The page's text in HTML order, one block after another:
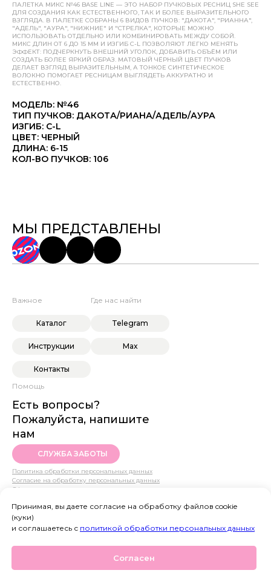
Принимая, вы даете согласие на обработку файлов cookie
(куки)
и соглашаетесь с политикой обработки персональных данных
Согласен
ПАЛЕТКА МИКС №46 BASE LINE — ЭТО НАБОР ПУЧКОВЫХ РЕСНИЦ SHE SEE
ДЛЯ СОЗДАНИЯ КАК ЕСТЕСТВЕННОГО, ТАК И БОЛЕЕ ВЫРАЗИТЕЛЬНОГО
ВЗГЛЯДА. В ПАЛЕТКЕ СОБРАНЫ 6 ВИДОВ ПУЧКОВ: "ДАКОТА", "РИАННА",
"АДЕЛЬ", "АУРА", "НИЖНИЕ" И "СТРЕЛКА", КОТОРЫЕ МОЖНО
ИСПОЛЬЗОВАТЬ ОТДЕЛЬНО ИЛИ КОМБИНИРОВАТЬ МЕЖДУ СОБОЙ.
МИКС ДЛИН ОТ 6 ДО 15 ММ И ИЗГИБ C-L ПОЗВОЛЯЮТ ЛЕГКО МЕНЯТЬ
ЭФФЕКТ: ПОДЧЕРКНУТЬ ВНЕШНИЙ УГОЛОК, ДОБАВИТЬ ОБЪЁМ ИЛИ
СОЗДАТЬ БОЛЕЕ ЯРКИЙ ОБРАЗ. МАТОВЫЙ ЧЁРНЫЙ ЦВЕТ ПУЧКОВ
ДЕЛАЕТ ВЗГЛЯД ВЫРАЗИТЕЛЬНЫМ, А ТОНКОЕ СИНТЕТИЧЕСКОЕ
ВОЛОКНО ПОМОГАЕТ РЕСНИЦАМ ВЫГЛЯДЕТЬ АККУРАТНО И
ЕСТЕСТВЕННО.
МОДЕЛЬ: №46
ТИП ПУЧКОВ: ДАКОТА/РИАНА/АДЕЛЬ/АУРА
ИЗГИБ: C-L
ЦВЕТ: ЧЕРНЫЙ
ДЛИНА: 6-15
КОЛ-ВО ПУЧКОВ: 106
МЫ ПРЕДСТАВЛЕНЫ
Важное
Каталог
Инструкции
Контакты
Где нас найти
Telegram
Max
Помощь
Есть вопросы?
Пожалуйста, напишите
нам
СЛУЖБА ЗАБОТЫ
Политика обработки персональных данных
Согласие на обработку персональных данных
Оферта